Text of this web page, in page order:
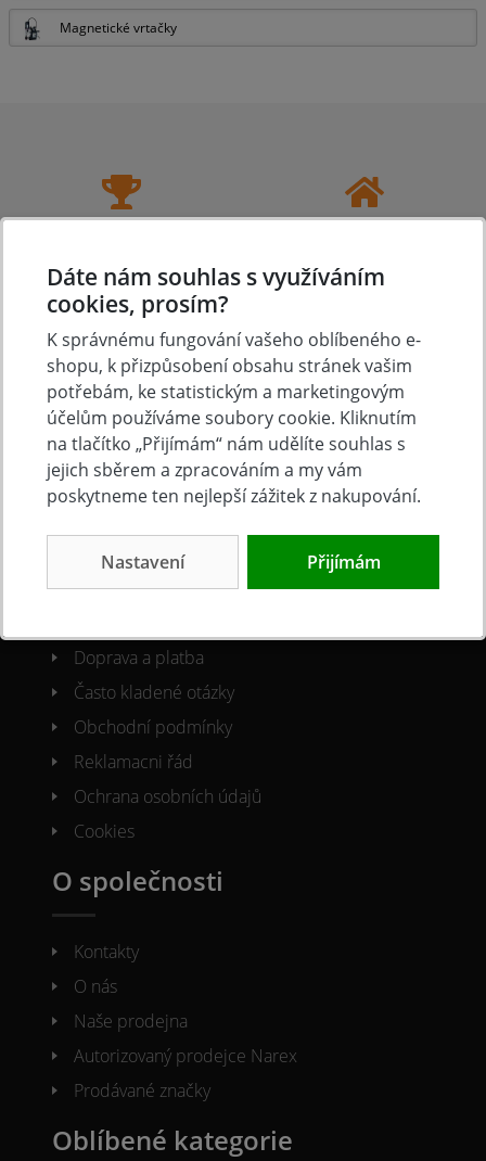
Magnetické vrtačky
23 let na trhu Zázemí kamenné
prodejny
Výhodná doprava
Doprava zdarma nad
6.000 Kč
Osobní odběr
Čs. armády 347 (za
Lídlem), Slavkov u Brna
O nákupu
Doprava a platba
Často kladené otázky
Obchodní podmínky
Reklamacni řád
Ochrana osobních údajů
Cookies
O společnosti
Kontakty
O nás
Naše prodejna
Autorizovaný prodejce Narex
Prodávané značky
Oblíbené kategorie
Dáte nám souhlas s využíváním
cookies, prosím?
K správnému fungování vašeho oblíbeného e-
shopu, k přizpůsobení obsahu stránek vašim
potřebám, ke statistickým a marketingovým
účelům používáme soubory cookie. Kliknutím
na tlačítko „Přijímám“ nám udělíte souhlas s
jejich sběrem a zpracováním a my vám
poskytneme ten nejlepší zážitek z nakupování.
Nastavení Přijímám